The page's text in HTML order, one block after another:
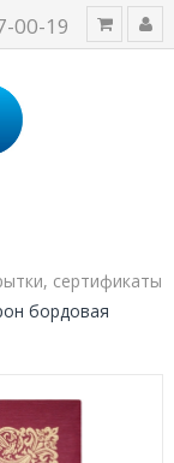
00-19
сертификаты
бордовая